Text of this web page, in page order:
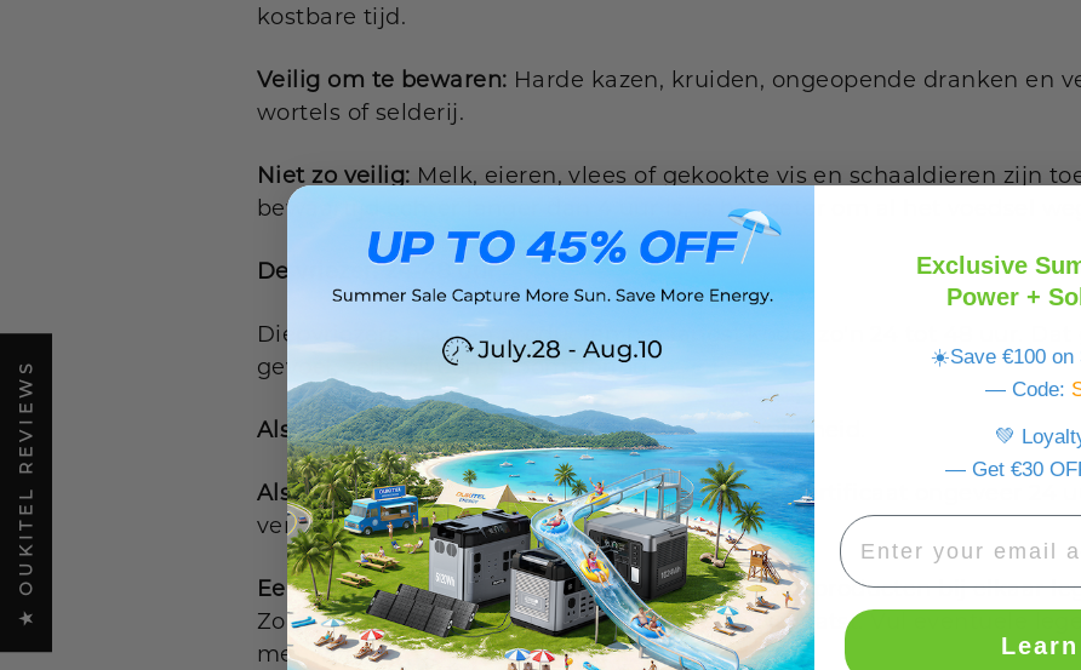
kostbare tijd.
Veilig om te bewaren: Harde kazen, kruiden, ongeopende dranken en
wortels of selderij.
Niet zo veilig: Melk, eieren, vlees of gekookte vis en schaaldieren zijn
bewaartijd echter langer dan 4 uur is, is het beter om al het voedsel
De vriezer: 24-48 uur
Diepvriezers houden producten het langst koud, zo'n 24 tot 48 uur. Dat
gevoel, zelfs bij een stroomstoring.
Als het vol is:Je hebt ongeveer 48 uur aan veiligheid.
Als het halfvol is: U kunt uw voedselveiligheidscertificaat ongeveer 24
verwachten.
Een handige tip:Wanneer je meerdere diepvriesproducten bij elkaar
Zorg er daarom voor dat je ze dicht bij elkaar plaatst. Vul eventuele
met water om een ​​soort ijspak te maken.
★ OUKITEL REVIEWS
Exclusive
Power +
☀️Save €100 on
— Code:
💚
— Get €30